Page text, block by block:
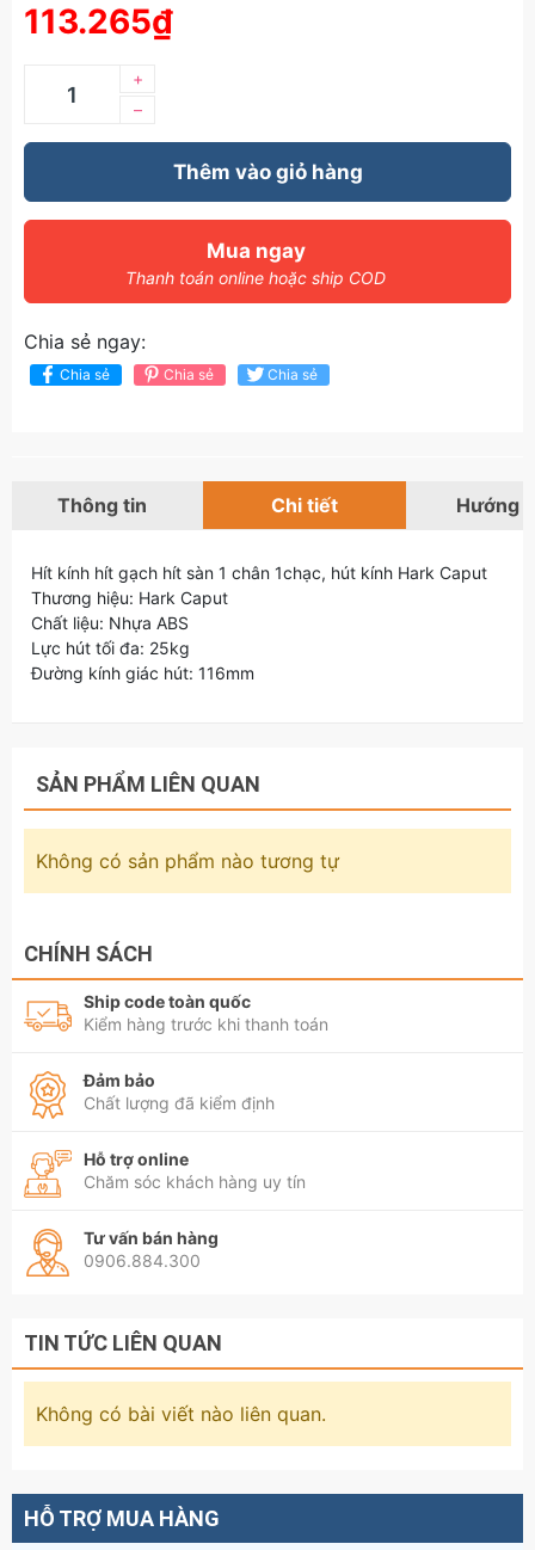
113.265₫
–
+
Thêm vào giỏ hàng
Mua ngay
Thanh toán online hoặc ship COD
Chia sẻ ngay:
Chia sẻ Chia sẻ Chia sẻ
Thông tin Chi tiết Hướng
Hít kính hít gạch hít sàn 1 chân 1chạc, hút kính Hark Caput
Thương hiệu: Hark Caput
Chất liệu: Nhựa ABS
Lực hút tối đa: 25kg
Đường kính giác hút: 116mm
SẢN PHẨM LIÊN QUAN
Không có sản phẩm nào tương tự
CHÍNH SÁCH
Ship code toàn quốc
Kiểm hàng trước khi thanh toán
Đảm bảo
Chất lượng đã kiểm định
Hỗ trợ online
Chăm sóc khách hàng uy tín
Tư vấn bán hàng
0906.884.300
TIN TỨC LIÊN QUAN
Không có bài viết nào liên quan.
HỖ TRỢ MUA HÀNG